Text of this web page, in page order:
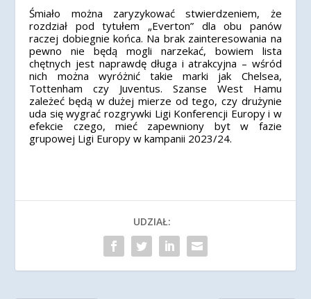
Śmiało można zaryzykować stwierdzeniem, że
rozdział pod tytułem „Everton” dla obu panów
raczej dobiegnie końca. Na brak zainteresowania na
pewno nie będą mogli narzekać, bowiem lista
chętnych jest naprawdę długa i atrakcyjna – wśród
nich można wyróżnić takie marki jak Chelsea,
Tottenham czy Juventus. Szanse West Hamu
zależeć będą w dużej mierze od tego, czy drużynie
uda się wygrać rozgrywki Ligi Konferencji Europy i w
efekcie czego, mieć zapewniony byt w fazie
grupowej Ligi Europy w kampanii 2023/24.
UDZIAŁ: